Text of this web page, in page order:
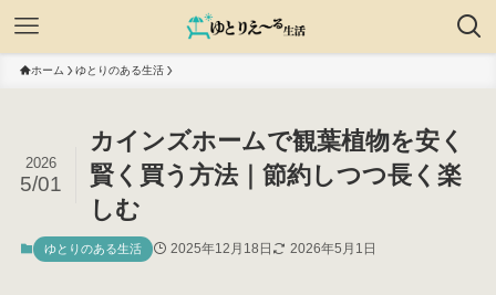
ホーム ゆとりのある生活
カインズホームで観葉植物を安く
賢く買う方法｜節約しつつ長く楽
しむ
2026
5/01
ゆとりのある生活 2025年12月18日 2026年5月1日